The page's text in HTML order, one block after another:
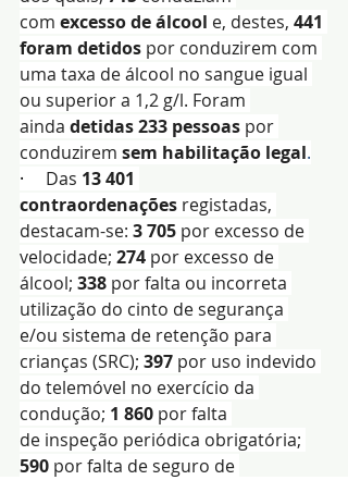
com excesso de álcool e, destes, 441
foram detidos por conduzirem com
uma taxa de álcool no sangue igual
ou superior a 1,2 g/l. Foram
ainda detidas 233 pessoas por
conduzirem sem habilitação legal.
· Das 13 401
contraordenações registadas,
destacam-se: 3 705 por excesso de
velocidade; 274 por excesso de
álcool; 338 por falta ou incorreta
utilização do cinto de segurança
e/ou sistema de retenção para
crianças (SRC); 397 por uso indevido
do telemóvel no exercício da
condução; 1 860 por falta
de inspeção periódica obrigatória;
590 por falta de seguro de